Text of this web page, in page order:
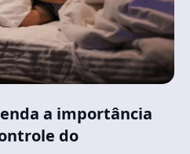
a importância
do